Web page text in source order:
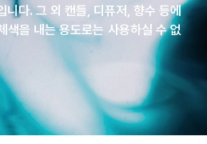
니다. 그 외 캔들, 디퓨저, 향수 등에
색을 내는 용도로는 사용하실 수 없